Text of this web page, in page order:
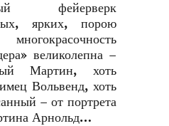
фейерверк
ярких, порою
великолепна –
Мартин, хоть
Вольвенд, хоть
– от портрета
Арнольд…